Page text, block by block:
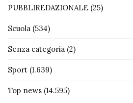
PUBBLIREDAZIONALE (25)
Scuola (534)
Senza categoria (2)
Sport (1.639)
Top news (14.595)